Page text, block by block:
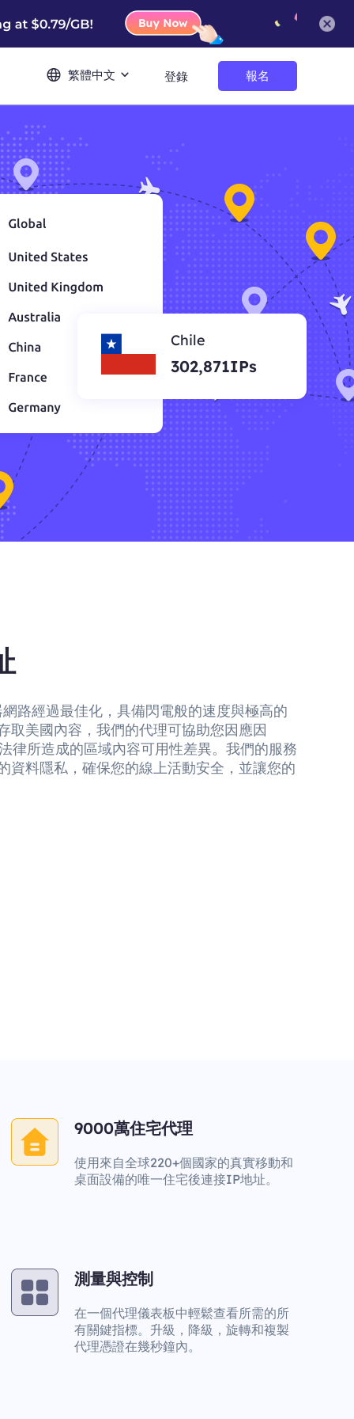
繁體中文 登錄 報名
Chile
302,871IPs
路經過最佳化，具備閃電般的速度與極高的
取美國內容，我們的代理可協助您因應因
律所造成的區域內容可用性差異。我們的服務
資料隱私，確保您的線上活動安全，並讓您的
9000萬住宅代理
使用來自全球220+個國家的真實移動和
桌面設備的唯一住宅後連接IP地址。
測量與控制
在一個代理儀表板中輕鬆查看所需的所
有關鍵指標。升級，降級，旋轉和複製
代理憑證在幾秒鐘內。